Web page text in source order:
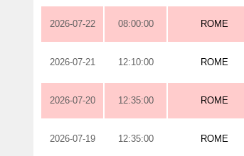
2026-07-22 08:00:00 ROME
2026-07-21 12:10:00 ROME
2026-07-20 12:35:00 ROME
2026-07-19 12:35:00 ROME